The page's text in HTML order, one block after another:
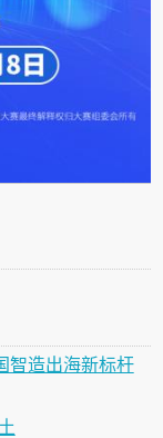
智造出海新标杆